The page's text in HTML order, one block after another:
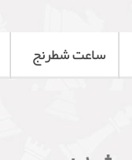
ساعت شطرنج